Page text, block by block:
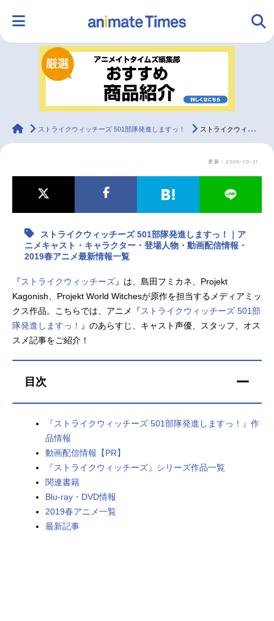
ランキング アニメ
ラジオ
最新記事一覧
アニメ映画一覧 実写化映画一覧
今期アニメ曜日別一覧
FOLLOW US
animateTimes
ストライクウィッチーズ 501部隊発進しますっ！ ストライクウィッチーズ 501部隊発進しますっ！｜アニメキャスト・キャラクター・登場人物・動画配信情報・2019春アニメ最新情報一覧
更新：2025-10-21
ストライクウィッチーズ 501部隊発進しますっ！｜ア
ニメキャスト・キャラクター・登場人物・動画配信情報・
2019春アニメ最新情報一覧
『ストライクウィッチーズ』は、島田フミカネ、Projekt
Kagonish、Projekt World Witchesが原作を担当するメディアミッ
クス作品。こちらでは、アニメ『ストライクウィッチーズ 501部
隊発進しますっ！ 』のあらすじ、キャスト声優、スタッフ、オス
スメ記事をご紹介！
目次
『ストライクウィッチーズ 501部隊発進しますっ！』作
品情報
動画配信情報【PR】
『ストライクウィッチーズ』シリーズ作品一覧
関連書籍
Blu-ray・DVD情報
2019春アニメ一覧
最新記事